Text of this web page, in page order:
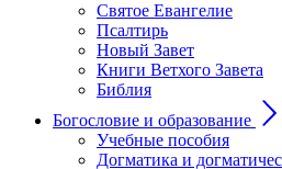
Святое Евангелие
Псалтирь
Новый Завет
Книги Ветхого Завета
Библия
Богословие и образование
Учебные пособия
Догматика и